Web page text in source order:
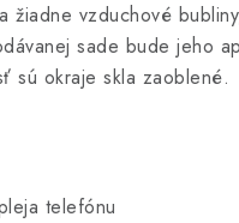
žiadne vzduchové
sade bude jeho
sú okraje skla zaoblené.
telefónu